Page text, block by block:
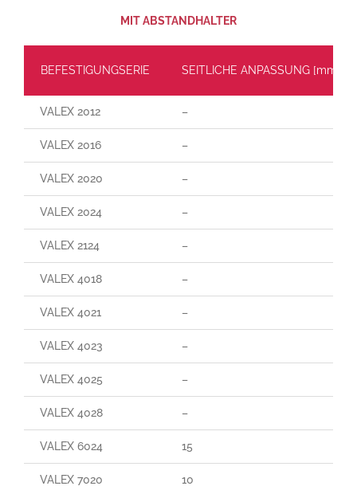
MIT ABSTANDHALTER
BEFESTIGUNGSERIE SEITLICHE ANPASSUNG [mm]
VALEX 2012 –
VALEX 2016 –
VALEX 2020 –
VALEX 2024 –
VALEX 2124 –
VALEX 4018 –
VALEX 4021 –
VALEX 4023 –
VALEX 4025 –
VALEX 4028 –
VALEX 6024 15
VALEX 7020 10